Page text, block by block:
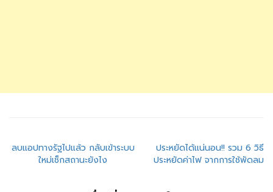
แนะแนว
เรื่อง
ลบแอปทางรัฐไปแล้ว กลับเข้าระบบ
ใหม่เช็กสถานะยังไง
ประหยัดได้แน่นอน!! รวม 6 วิธี
ประหยัดค่าไฟ จากการใช้พัดลม